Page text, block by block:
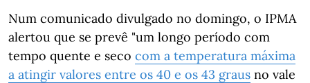
Num comunicado divulgado no domingo, o IPMA
alertou que se prevê "um longo período com
tempo quente e seco com a temperatura máxima
a atingir valores entre os 40 e os 43 graus no vale